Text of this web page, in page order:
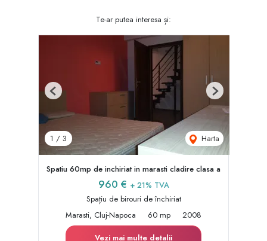
Te-ar putea interesa și:
1 / 3 Harta
Previous Next
Spatiu 60mp de inchiriat in marasti cladire clasa a
960 € + 21% TVA
Spațiu de birouri de închiriat
Marasti, Cluj-Napoca
60 mp
2008
Vezi mai multe detalii